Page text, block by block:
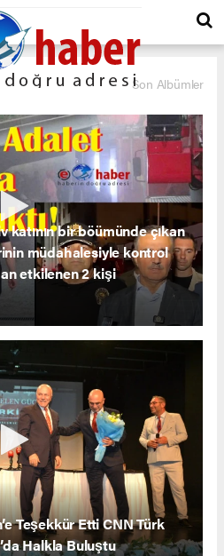
Son Albümler
katının bir böümünde çıkan
müdahalesiyle kontrol
etkilenen 2 kişi
Teşekkür Etti CNN Türk
Halkla Buluştu